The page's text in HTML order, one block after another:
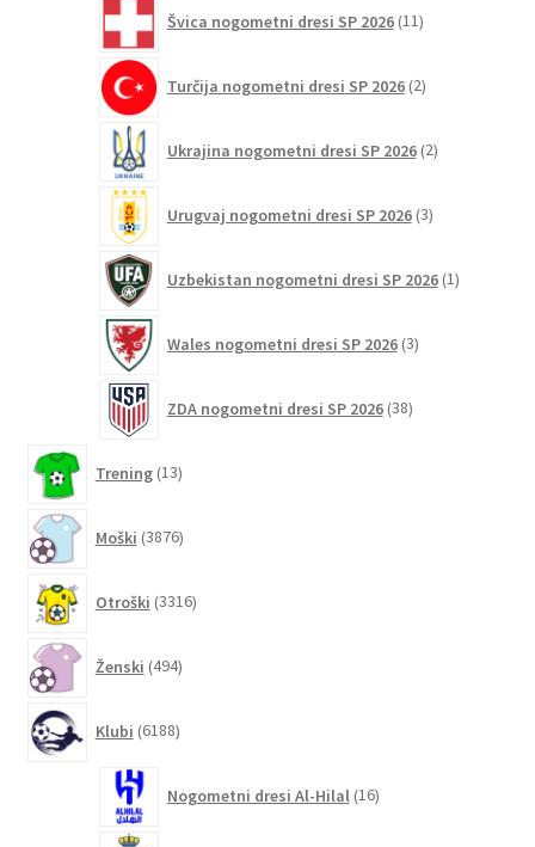
Švica nogometni dresi SP 2026 11izdelkov
Turčija nogometni dresi SP 2026 2izdelka
Ukrajina nogometni dresi SP 2026 2izdelka
Urugvaj nogometni dresi SP 2026 3izdelki
Uzbekistan nogometni dresi SP 2026 1izdelek
Wales nogometni dresi SP 2026 3izdelki
ZDA nogometni dresi SP 2026 38izdelkov
Trening 13izdelkov
Moški 3876izdelkov
Otroški 3316izdelkov
Ženski 494izdelkov
Klubi 6188izdelkov
Nogometni dresi Al-Hilal 16izdelkov